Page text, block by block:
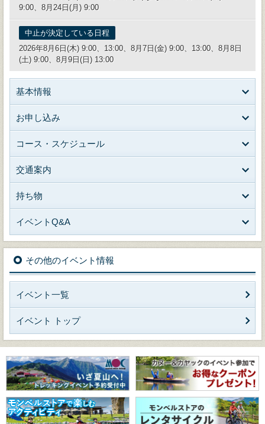
9:00、8月24日(月) 9:00
中止が決定している日程
2026年8月6日(木) 9:00、13:00、8月7日(金) 9:00、13:00、8月8日
(土) 9:00、8月9日(日) 13:00
基本情報
お申し込み
コース・スケジュール
交通案内
持ち物
イベントQ&A
その他のイベント情報
イベント一覧
イベント トップ